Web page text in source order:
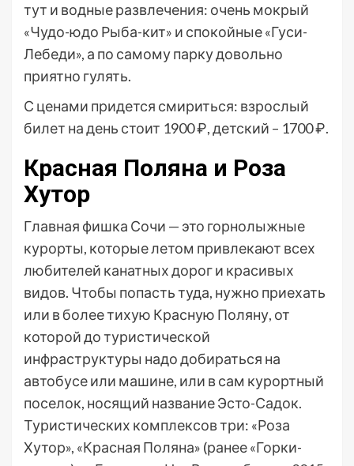
тут и водные развлечения: очень мокрый
«Чудо-юдо Рыба-кит» и спокойные «Гуси-
Лебеди», а по самому парку довольно
приятно гулять.
С ценами придется смириться: взрослый
билет на день стоит 1900 ₽, детский – 1700 ₽.
Красная Поляна и Роза
Хутор
Главная фишка Сочи — это горнолыжные
курорты, которые летом привлекают всех
любителей канатных дорог и красивых
видов. Чтобы попасть туда, нужно приехать
или в более тихую Красную Поляну, от
которой до туристической
инфраструктуры надо добираться на
автобусе или машине, или в сам курортный
поселок, носящий название Эсто-Садок.
Туристических комплексов три: «Роза
Хутор», «Красная Поляна» (ранее «Горки-